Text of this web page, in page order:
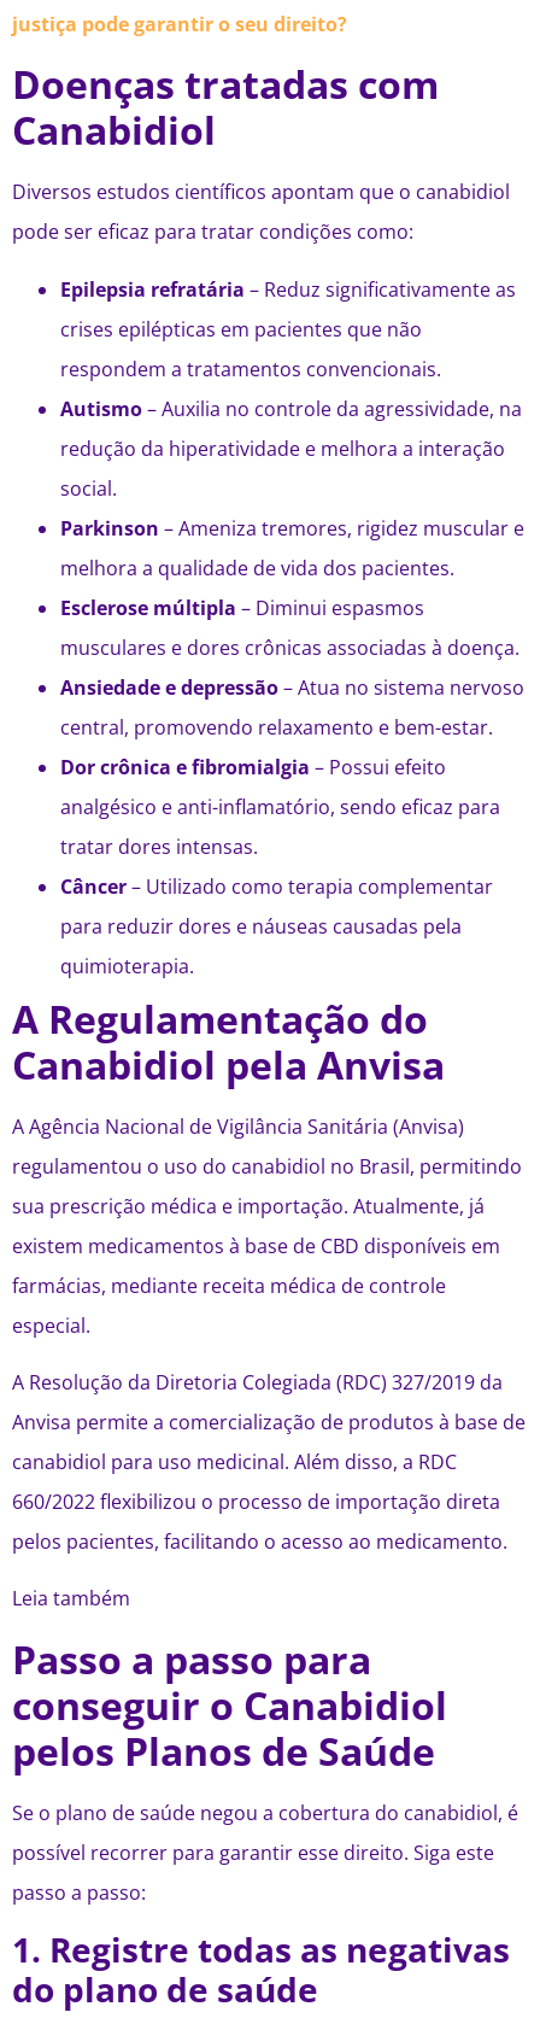
justiça pode garantir o seu direito?
Doenças tratadas com
Canabidiol
Diversos estudos científicos apontam que o canabidiol
pode ser eficaz para tratar condições como:
Epilepsia refratária – Reduz significativamente as
crises epilépticas em pacientes que não
respondem a tratamentos convencionais.
Autismo– Auxilia no controle da agressividade, na
redução da hiperatividade e melhora a interação
social.
Parkinson – Ameniza tremores, rigidez muscular e
melhora a qualidade de vida dos pacientes.
Esclerose múltipla – Diminui espasmos
musculares e dores crônicas associadas à doença.
Ansiedade e depressão– Atua no sistema nervoso
central, promovendo relaxamento e bem-estar.
Dor crônica e fibromialgia – Possui efeito
analgésico e anti-inflamatório, sendo eficaz para
tratar dores intensas.
Câncer– Utilizado como terapia complementar
para reduzir dores e náuseas causadas pela
quimioterapia.
A Regulamentação do
Canabidiol pela Anvisa
A Agência Nacional de Vigilância Sanitária (Anvisa)
regulamentou o uso do canabidiol no Brasil, permitindo
sua prescrição médica e importação. Atualmente, já
existem medicamentos à base de CBD disponíveis em
farmácias, mediante receita médica de controle
especial.
A Resolução da Diretoria Colegiada (RDC) 327/2019 da
Anvisa permite a comercialização de produtos à base de
canabidiol para uso medicinal. Além disso, a RDC
660/2022 flexibilizou o processo de importação direta
pelos pacientes, facilitando o acesso ao medicamento.
Leia também
Passo a passo para
conseguir o Canabidiol
pelos Planos de Saúde
Se o plano de saúde negou a cobertura do canabidiol, é
possível recorrer para garantir esse direito. Siga este
passo a passo:
1. Registre todas as negativas
do plano de saúde